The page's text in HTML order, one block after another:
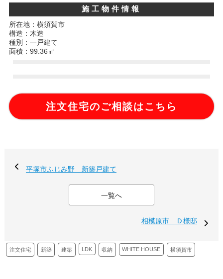
施工物件情報
所在地：横須賀市
構造：木造
種別：一戸建て
面積：99.36㎡
注文住宅のご相談はこちら
平塚市ふじみ野 新築戸建て
一覧へ
相模原市 Ｄ様邸
注文住宅 新築 建築 LDK 収納 WHITE HOUSE 横須賀市